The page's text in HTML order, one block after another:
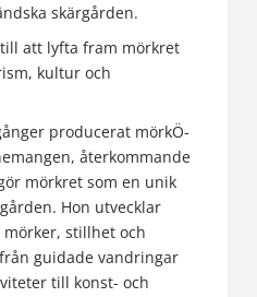
skärgården.
att lyfta fram mörkret
kultur och
producerat mörkÖ‑
återkommande
mörkret som en unik
Hon utvecklar
stillhet och
guidade vandringar
till konst- och